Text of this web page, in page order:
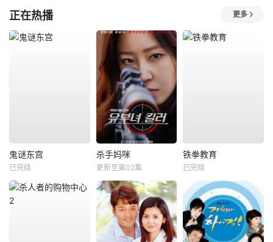
正在热播 更多
鬼谜东宫
已完结
杀手妈咪
更新至第02集
铁拳教育
已完结